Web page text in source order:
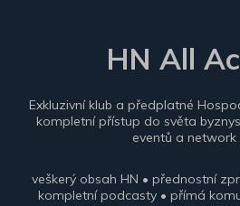
HN All
Exkluzivní klub a předplatné
kompletní přístup do světa
eventů a network
veškerý obsah HN • přednostní
kompletní podcasty • přímá